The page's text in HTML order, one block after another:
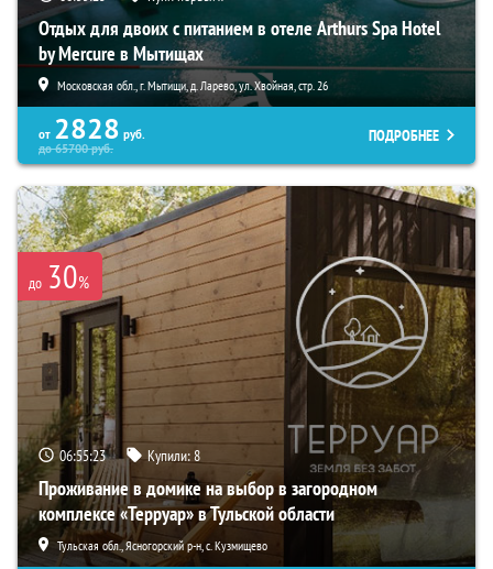
Отдых для двоих с питанием в отеле Arthurs Spa Hotel
by Mercure в Мытищах
Московская обл., г. Мытищи, д. Ларево, ул. Хвойная, стр. 26
от 2828 руб.
до65700руб.
ПОДРОБНЕЕ
до 30%
06:55:21 Купили:8
Проживание в домике на выбор в загородном
комплексе «Терруар» в Тульской области
Тульская обл., Ясногорский р-н, с. Кузмищево